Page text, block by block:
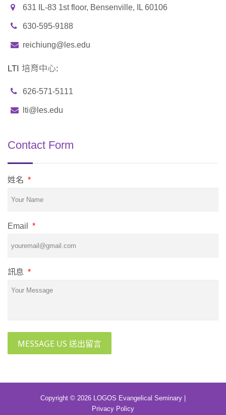
631 IL-83 1st floor, Bensenville, IL 60106
630-595-9188
reichiung@les.edu
LTI 培育中心:
626-571-5111
lti@les.edu
Contact Form
姓名 *
Email *
訊息 *
MESSAGE US 送出留言
Copyright © 2026 LOGOS Evangelical Seminary |
Privacy Policy